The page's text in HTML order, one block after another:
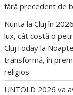
fără precedent de
Nunta la Cluj în
lux, cât costă o
ClujToday la
transformă, în
religios
UNTOLD 2026 va